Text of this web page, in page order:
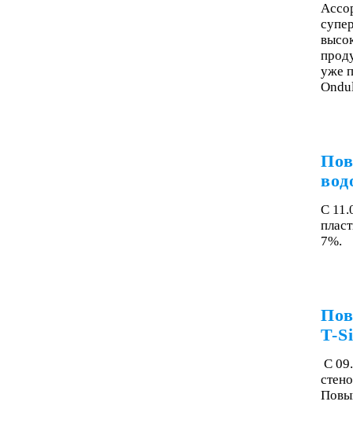
уже
С
7%.
T-
С